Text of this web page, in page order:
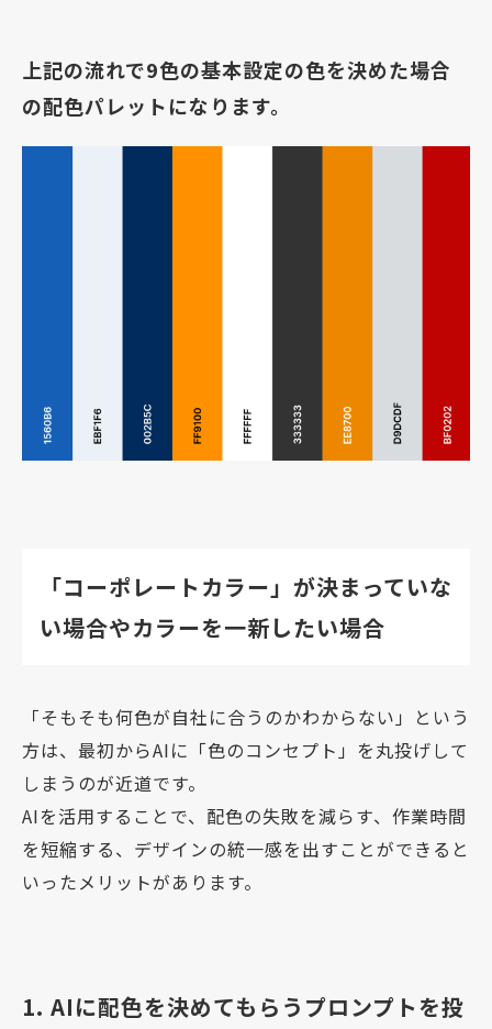
上記の流れで9色の基本設定の色を決めた場合
の配色パレットになります。
「コーポレートカラー」が決まっていな
い場合やカラーを一新したい場合
「そもそも何色が自社に合うのかわからない」という
方は、最初からAIに「色のコンセプト」を丸投げして
しまうのが近道です。
AIを活用することで、配色の失敗を減らす、作業時間
を短縮する、デザインの統一感を出すことができると
いったメリットがあります。
1. AIに配色を決めてもらうプロンプトを投